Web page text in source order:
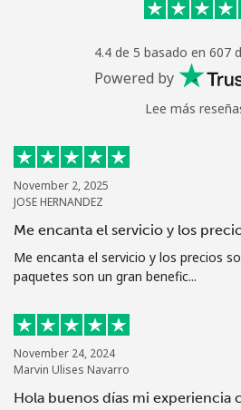
4.4 de 5 basado en 607
Powered by
Lee más
November 2, 2025
JOSE HERNANDEZ
Me encanta el servicio y los
Me encanta el servicio y los precios
paquetes son un gran benefic...
November 24, 2024
Marvin Ulises Navarro
Hola buenos días mi experiencia